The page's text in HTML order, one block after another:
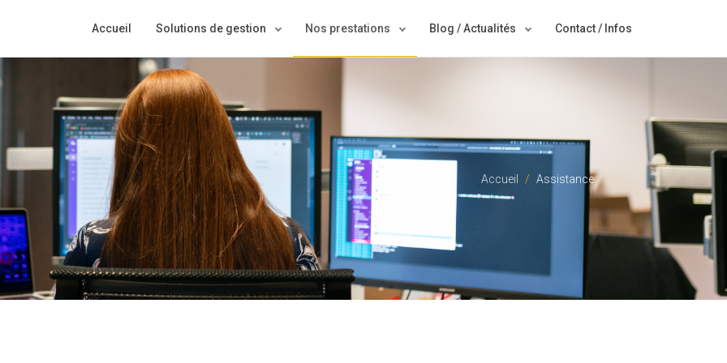
Accueil Solutions de gestion Nos prestations Blog / Actualités Contact / Infos
Accueil Assistance